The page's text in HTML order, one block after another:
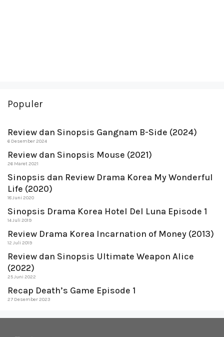
Populer
Review dan Sinopsis Gangnam B-Side (2024)
6 Desember 2024
Review dan Sinopsis Mouse (2021)
26 Maret 2021
Sinopsis dan Review Drama Korea My Wonderful
Life (2020)
18 Juni 2020
Sinopsis Drama Korea Hotel Del Luna Episode 1
14 Juli 2019
Review Drama Korea Incarnation of Money (2013)
12 Juli 2019
Review dan Sinopsis Ultimate Weapon Alice
(2022)
25 Juni 2022
Recap Death’s Game Episode 1
27 Desember 2023